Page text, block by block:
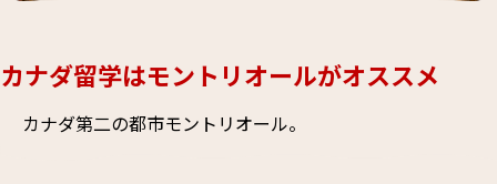
カナダ留学はモントリオールがオススメ
カナダ第二の都市モントリオール。